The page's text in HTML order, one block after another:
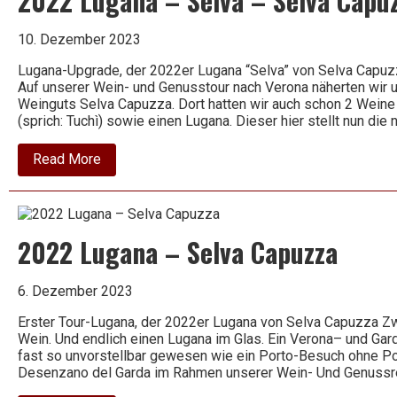
Selva
Capuzza
10. Dezember 2023
Lugana-Upgrade, der 2022er Lugana “Selva” von Selva
Auf unserer Wein- und Genusstour nach Verona näherten
Weinguts Selva Capuzza. Dort hatten wir auch schon 2
(sprich: Tuchì) sowie einen Lugana. Dieser hier stellt nun
Read Moreabout
2022
Lugana
Selva
Selva
Capuzza
2022 Lugana – Selva Capuzza
6. Dezember 2023
Erster Tour-Lugana, der 2022er Lugana von Selva Capuzza
Wein. Und endlich einen Lugana im Glas. Ein Verona– und
fast so unvorstellbar gewesen wie ein Porto-Besuch ohne
Desenzano del Garda im Rahmen unserer Wein- Und